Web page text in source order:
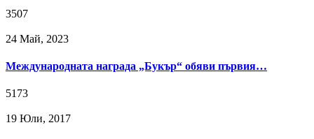
3507
24 Май, 2023
Международната награда „Букър“ обяви първия…
5173
19 Юли, 2017